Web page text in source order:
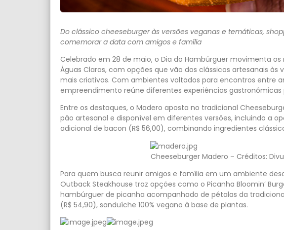
Do clássico cheeseburger às versões veganas e temáticas,
comemorar a data com amigos e família
Celebrado em 28 de maio, o Dia do Hambúrguer movimenta os
Águas Claras, com opções que vão dos clássicos artesanais
mais criativas. Com ambientes voltados para encontros entre
empreendimento reúne diferentes experiências gastronômicas
Entre os destaques, o Madero aposta no tradicional
pão artesanal e disponível em diferentes versões, incluindo a
adicional de bacon (R$ 56,00), combinando ingredientes
Cheeseburger Madero – Créditos:
Para quem busca reunir amigos e família em um ambiente
Outback Steakhouse traz opções como o Picanha Bloomin’
hambúrguer de picanha acompanhado de pétalas da
(R$ 54,90), sanduíche 100% vegano à base de plantas.